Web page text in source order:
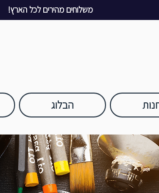
משלוחים מהירים לכל הארץ!
הבלוג